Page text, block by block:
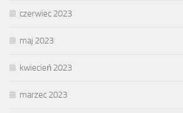
czerwiec 2023
maj 2023
kwiecień 2023
marzec 2023